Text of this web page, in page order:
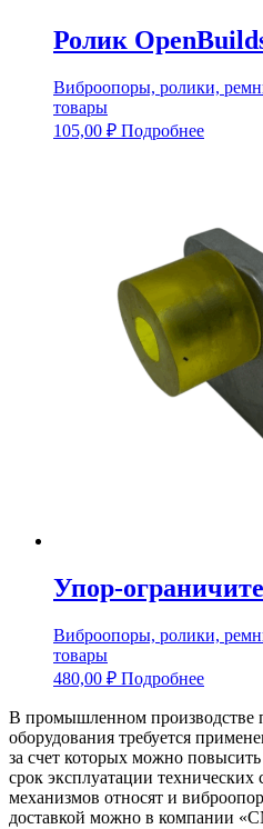
Ролик
Виброопоры, ролики,
товары
105,00 ₽ Подробнее
Упор-
Виброопоры, ролики,
товары
480,00 ₽ Подробнее
В промышленном производстве
оборудования требуется
за счет которых можно
срок эксплуатации технических
механизмов относят и
доставкой можно в компании